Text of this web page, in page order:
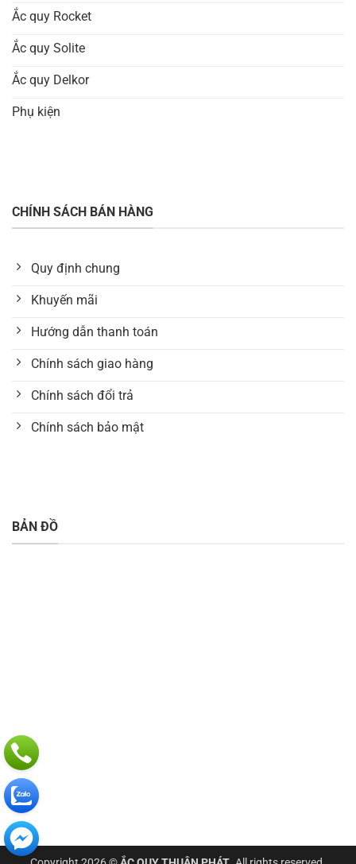
Ắc quy Rocket
Ắc quy Solite
Ắc quy Delkor
Phụ kiện
CHÍNH SÁCH BÁN HÀNG
Quy định chung
Khuyến mãi
Hướng dẫn thanh toán
Chính sách giao hàng
Chính sách đổi trả
Chính sách bảo mật
BẢN ĐỒ